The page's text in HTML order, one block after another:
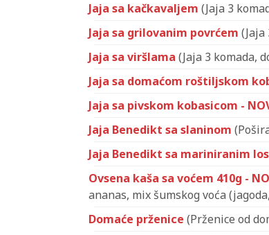
Jaja sa kačkavaljem (Jaja 3
Jaja sa grilovanim povrćem (Jaja
Jaja sa viršlama (Jaja 3 komada,
Jaja sa domaćom roštiljskom
Jaja sa pivskom kobasicom -
Jaja Benedikt sa slaninom
Jaja Benedikt sa mariniranim
Ovsena kaša sa voćem 410g -
ananas, mix šumskog voća
Domaće prženice (Prženice od